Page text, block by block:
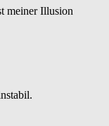
meiner Illusion